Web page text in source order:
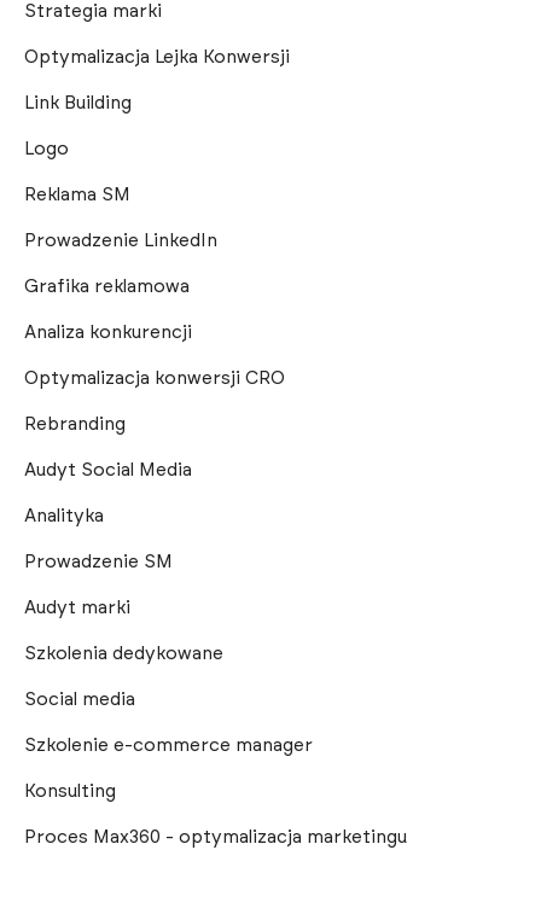
Strategia marki
Optymalizacja Lejka Konwersji
Link Building
Logo
Reklama SM
Prowadzenie LinkedIn
Grafika reklamowa
Analiza konkurencji
Optymalizacja konwersji CRO
Rebranding
Audyt Social Media
Analityka
Prowadzenie SM
Audyt marki
Szkolenia dedykowane
Social media
Szkolenie e-commerce manager
Konsulting
Proces Max360 - optymalizacja marketingu